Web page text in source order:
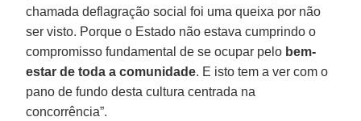
chamada deflagração social foi uma queixa por não
ser visto. Porque o Estado não estava cumprindo o
compromisso fundamental de se ocupar pelo bem-
estar de toda a comunidade. E isto tem a ver com o
pano de fundo desta cultura centrada na
concorrência”.